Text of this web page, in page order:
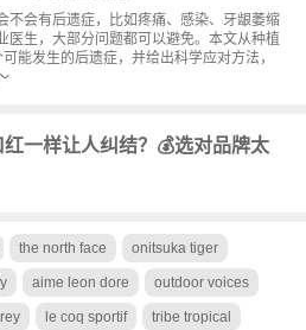
不会有后遗症，比如疼痛、感染、牙龈萎缩
医生，大部分问题都可以避免。本文从种植
能发生的后遗症，并给出科学应对方法，
一样让人纠结？💰选对品牌太
the north face onitsuka tiger
aime leon dore outdoor voices
le coq sportif tribe tropical